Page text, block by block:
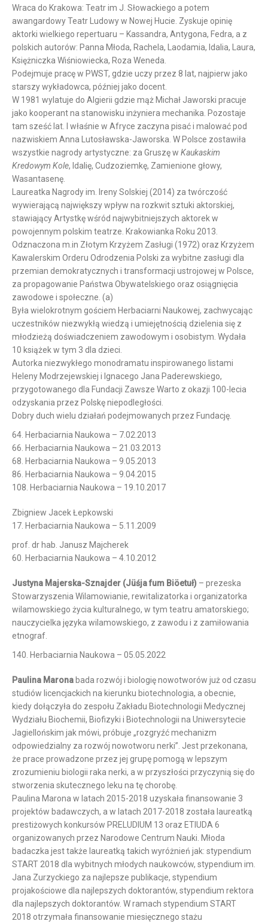
Wraca do Krakowa: Teatr im J. Słowackiego a potem
awangardowy Teatr Ludowy w Nowej Hucie. Zyskuje opinię
aktorki wielkiego repertuaru – Kassandra, Antygona, Fedra, a z
polskich autorów: Panna Młoda, Rachela, Laodamia, Idalia, Laura,
Księżniczka Wiśniowiecka, Roza Weneda.
Podejmuje pracę w PWST, gdzie uczy przez 8 lat, najpierw jako
starszy wykładowca, później jako docent.
W 1981 wylatuje do Algierii gdzie mąż Michał Jaworski pracuje
jako kooperant na stanowisku inżyniera mechanika. Pozostaje
tam sześć lat. I właśnie w Afryce zaczyna pisać i malować pod
nazwiskiem Anna Lutosławska-Jaworska. W Polsce zostawiła
wszystkie nagrody artystyczne: za Gruszę w Kaukaskim
Kredowym Kole, Idalię, Cudzoziemkę, Zamienione głowy,
Wasantasenę.
Laureatka Nagrody im. Ireny Solskiej (2014) za twórczość
wywierającą największy wpływ na rozkwit sztuki aktorskiej,
stawiający Artystkę wśród najwybitniejszych aktorek w
powojennym polskim teatrze. Krakowianka Roku 2013.
Odznaczona m.in Złotym Krzyżem Zasługi (1972) oraz Krzyżem
Kawalerskim Orderu Odrodzenia Polski za wybitne zasługi dla
przemian demokratycznych i transformacji ustrojowej w Polsce,
za propagowanie Państwa Obywatelskiego oraz osiągnięcia
zawodowe i społeczne. (a)
Była wielokrotnym gościem Herbaciarni Naukowej, zachwycając
uczestników niezwykłą wiedzą i umiejętnością dzielenia się z
młodzieżą doświadczeniem zawodowym i osobistym. Wydała
10 książek w tym 3 dla dzieci.
Autorka niezwykłego monodramatu inspirowanego listami
Heleny Modrzejewskiej i Ignacego Jana Paderewskiego,
przygotowanego dla Fundacji Zawsze Warto z okazji 100-lecia
odzyskania przez Polskę niepodległości.
Dobry duch wielu działań podejmowanych przez Fundację.
64. Herbaciarnia Naukowa – 7.02.2013
66. Herbaciarnia Naukowa – 21.03.2013
68. Herbaciarnia Naukowa – 9.05.2013
86. Herbaciarnia Naukowa – 9.04.2015
108. Herbaciarnia Naukowa – 19.10.2017
Zbigniew Jacek Łepkowski
17. Herbaciarnia Naukowa – 5.11.2009
prof. dr hab. Janusz Majcherek
60. Herbaciarnia Naukowa – 4.10.2012
Justyna Majerska-Sznajder (Jüśja fum Biöetuł) – prezeska
Stowarzyszenia Wilamowianie, rewitalizatorka i organizatorka
wilamowskiego życia kulturalnego, w tym teatru amatorskiego;
nauczycielka języka wilamowskiego, z zawodu i z zamiłowania
etnograf.
140. Herbaciarnia Naukowa – 05.05.2022
Paulina Marona bada rozwój i biologię nowotworów już od czasu
studiów licencjackich na kierunku biotechnologia, a obecnie,
kiedy dołączyła do zespołu Zakładu Biotechnologii Medycznej
Wydziału Biochemii, Biofizyki i Biotechnologii na Uniwersytecie
Jagiellońskim jak mówi, próbuje „rozgryźć mechanizm
odpowiedzialny za rozwój nowotworu nerki”. Jest przekonana,
że prace prowadzone przez jej grupę pomogą w lepszym
zrozumieniu biologii raka nerki, a w przyszłości przyczynią się do
stworzenia skutecznego leku na tę chorobę.
Paulina Marona w latach 2015-2018 uzyskała finansowanie 3
projektów badawczych, a w latach 2017-2018 została laureatką
prestiżowych konkursów PRELUDIUM 13 oraz ETIUDA 6
organizowanych przez Narodowe Centrum Nauki. Młoda
badaczka jest także laureatką takich wyróżnień jak: stypendium
START 2018 dla wybitnych młodych naukowców, stypendium im.
Jana Zurzyckiego za najlepsze publikacje, stypendium
projakościowe dla najlepszych doktorantów, stypendium rektora
dla najlepszych doktorantów. W ramach stypendium START
2018 otrzymała finansowanie miesięcznego stażu